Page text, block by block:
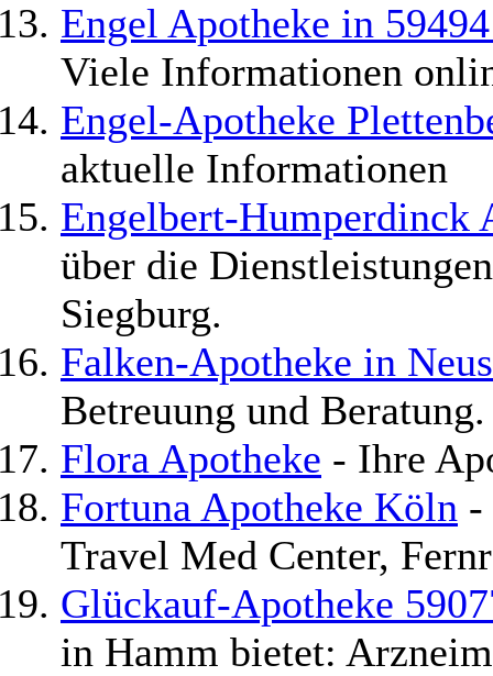
Engel Apotheke in
Viele Informationen
Engel-Apotheke
aktuelle Informationen
Engelbert-Humperdinck
über die
Siegburg.
Falken-Apotheke in
Betreuung und Beratung.
Flora Apotheke - Ihre
Fortuna Apotheke Köln -
Travel Med Center,
Glückauf-Apotheke
in Hamm bietet: